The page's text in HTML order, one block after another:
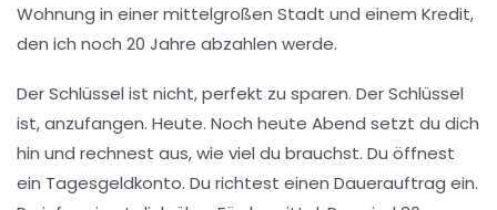
Wohnung in einer mittelgroßen Stadt und einem Kredit,
den ich noch 20 Jahre abzahlen werde.
Der Schlüssel ist nicht, perfekt zu sparen. Der Schlüssel
ist,anzufangen. Heute. Noch heute Abend setzt du dich
hin und rechnest aus, wie viel du brauchst. Du öffnest
ein Tagesgeldkonto. Du richtest einen Dauerauftrag ein.